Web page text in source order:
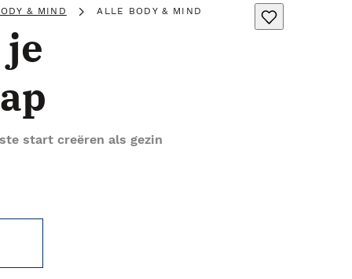
& MIND ALLE BODY & MIND
start creëren als gezin